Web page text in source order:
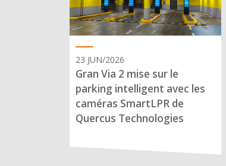
23 JUN/2026
Gran Via 2 mise sur le
parking intelligent avec les
caméras SmartLPR de
Quercus Technologies